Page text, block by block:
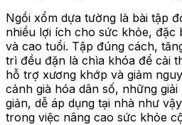
Ngồi xổm dựa tường là bài tập
nhiều lợi ích cho sức khỏe, đặc
và cao tuổi. Tập đúng cách,
trì đều đặn là chìa khóa để cải
hỗ trợ xương khớp và giảm
cảnh già hóa dân số, những
giản, dễ áp dụng tại nhà như
trong việc nâng cao sức khỏe